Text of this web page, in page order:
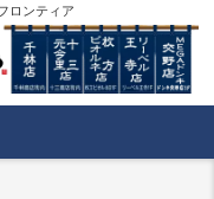
ロンティア